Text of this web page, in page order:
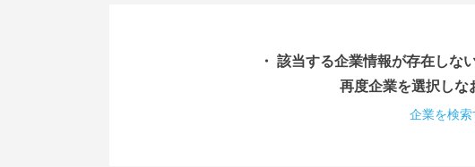
・ 該当する企業情報が存在しな
再度企業を選択しな
企業を検索